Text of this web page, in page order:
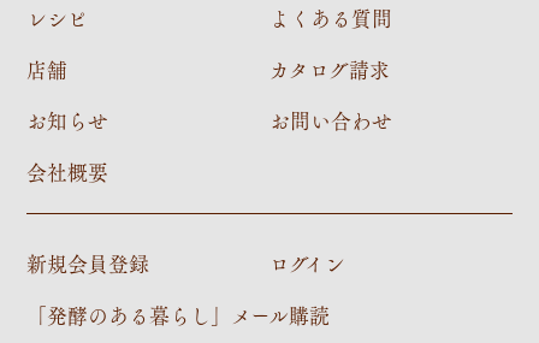
レシピ
店舗
お知らせ
会社概要
よくある質問
カタログ請求
お問い合わせ
新規会員登録
ログイン
「発酵のある暮らし」メール購読